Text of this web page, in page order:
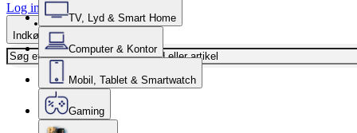
Log ind
Indkøbskurv
TV, Lyd & Smart Home
Computer & Kontor
Mobil, Tablet & Smartwatch
Gaming